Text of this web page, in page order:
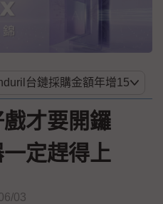
戲才要開鑼
定趕得上
03